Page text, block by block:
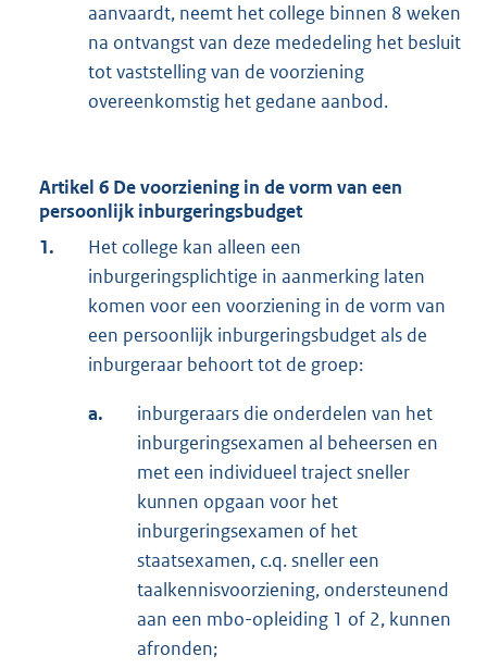
aanvaardt, neemt het college binnen 8 weken
na ontvangst van deze mededeling het besluit
tot vaststelling van de voorziening
overeenkomstig het gedane aanbod.
Artikel 6 De voorziening in de vorm van een
persoonlijk inburgeringsbudget
1.
Het college kan alleen een
inburgeringsplichtige in aanmerking laten
komen voor een voorziening in de vorm van
een persoonlijk inburgeringsbudget als de
inburgeraar behoort tot de groep:
a.
inburgeraars die onderdelen van het
inburgeringsexamen al beheersen en
met een individueel traject sneller
kunnen opgaan voor het
inburgeringsexamen of het
staatsexamen, c.q. sneller een
taalkennisvoorziening, ondersteunend
aan een mbo-opleiding 1 of 2, kunnen
afronden;